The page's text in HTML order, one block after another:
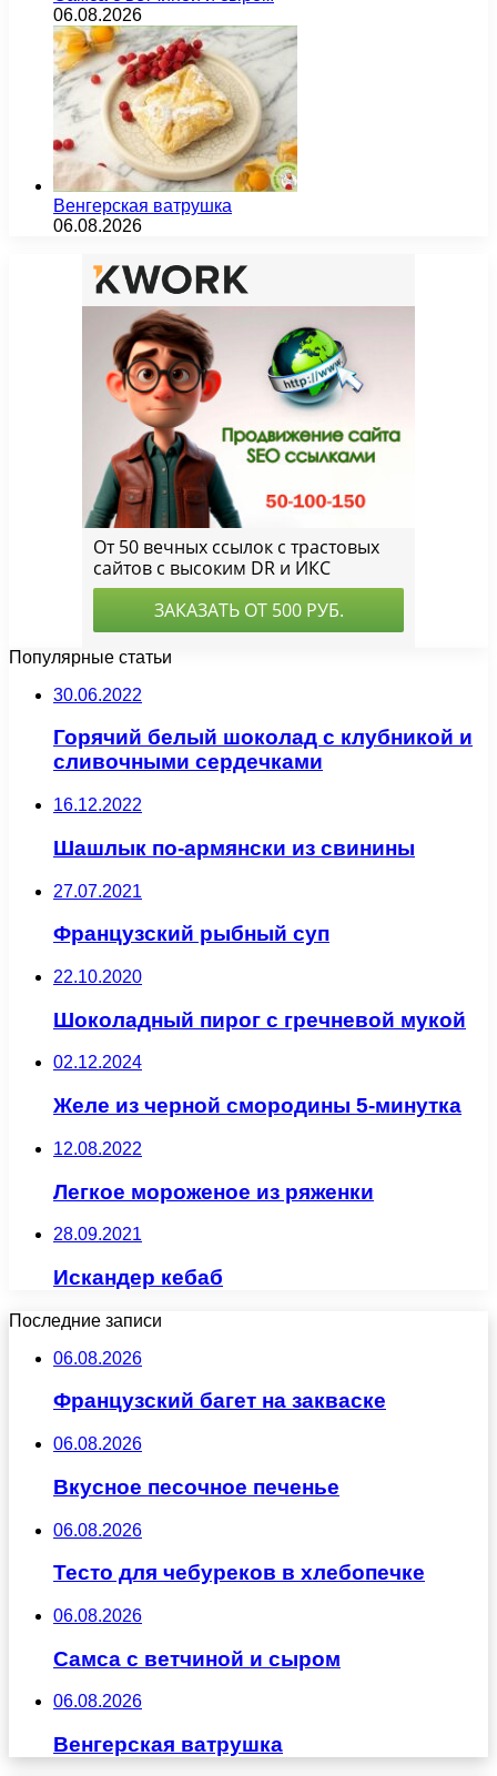
06.08.2026
Венгерская ватрушка
06.08.2026
Популярные статьи
30.06.2022
Горячий белый шоколад с клубникой и
сливочными сердечками
16.12.2022
Шашлык по-армянски из свинины
27.07.2021
Французский рыбный суп
22.10.2020
Шоколадный пирог с гречневой мукой
02.12.2024
Желе из черной смородины 5-минутка
12.08.2022
Легкое мороженое из ряженки
28.09.2021
Искандер кебаб
Последние записи
06.08.2026
Французский багет на закваске
06.08.2026
Вкусное песочное печенье
06.08.2026
Тесто для чебуреков в хлебопечке
06.08.2026
Самса с ветчиной и сыром
06.08.2026
Венгерская ватрушка